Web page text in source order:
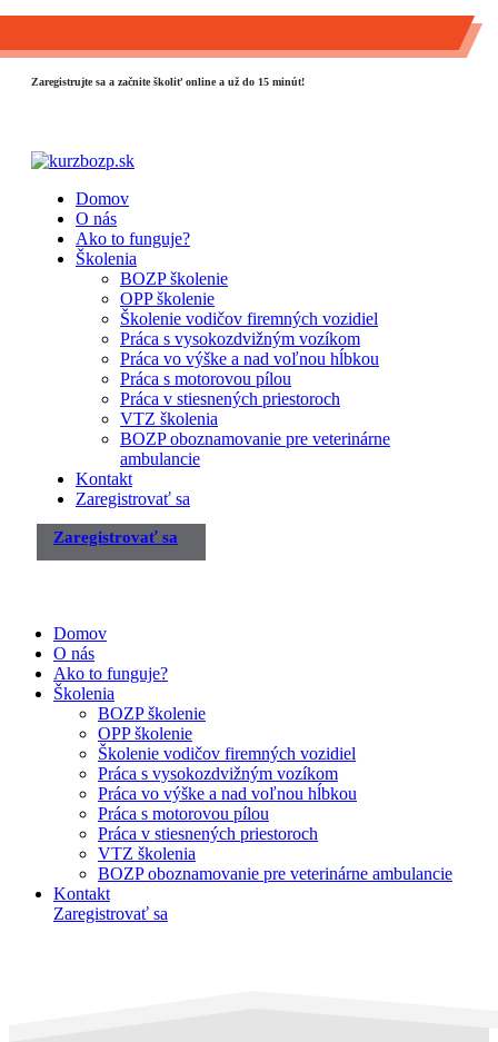
Zaregistrujte sa a začnite školiť online a už do 15 minút!
Domov
O nás
Ako to funguje?
Školenia
BOZP školenie
OPP školenie
Školenie vodičov firemných vozidiel
Práca s vysokozdvižným vozíkom
Práca vo výške a nad voľnou hĺbkou
Práca s motorovou pílou
Práca v stiesnených priestoroch
VTZ školenia
BOZP oboznamovanie pre veterinárne
ambulancie
Kontakt
Zaregistrovať sa
Zaregistrovať sa
Domov
O nás
Ako to funguje?
Školenia
BOZP školenie
OPP školenie
Školenie vodičov firemných vozidiel
Práca s vysokozdvižným vozíkom
Práca vo výške a nad voľnou hĺbkou
Práca s motorovou pílou
Práca v stiesnených priestoroch
VTZ školenia
BOZP oboznamovanie pre veterinárne ambulancie
Kontakt
Zaregistrovať sa